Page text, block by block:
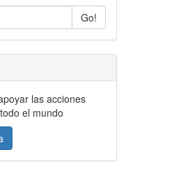
Go!
las acciones
el mundo